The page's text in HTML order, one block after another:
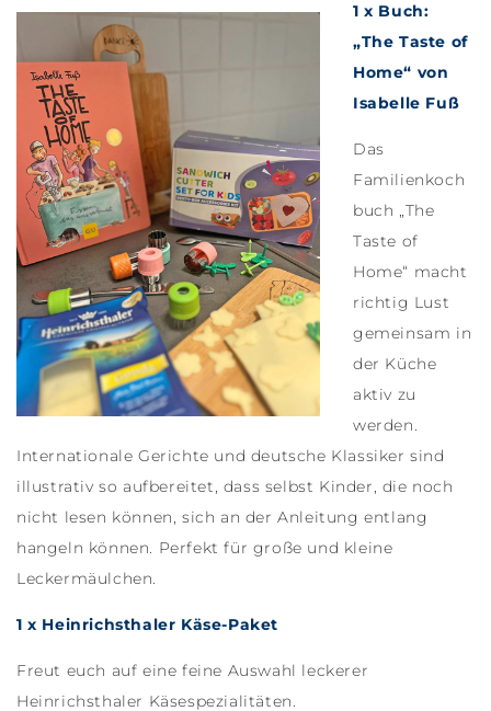
1 x Buch:
„The Taste of
Home“ von
Isabelle Fuß
Das
Familienkoch
buch „The
Taste of
Home“ macht
richtig Lust
gemeinsam in
der Küche
aktiv zu
werden.
Internationale Gerichte und deutsche Klassiker sind
illustrativ so aufbereitet, dass selbst Kinder, die noch
nicht lesen können, sich an der Anleitung entlang
hangeln können. Perfekt für große und kleine
Leckermäulchen.
1 x Heinrichsthaler Käse-Paket
Freut euch auf eine feine Auswahl leckerer
Heinrichsthaler Käsespezialitäten.